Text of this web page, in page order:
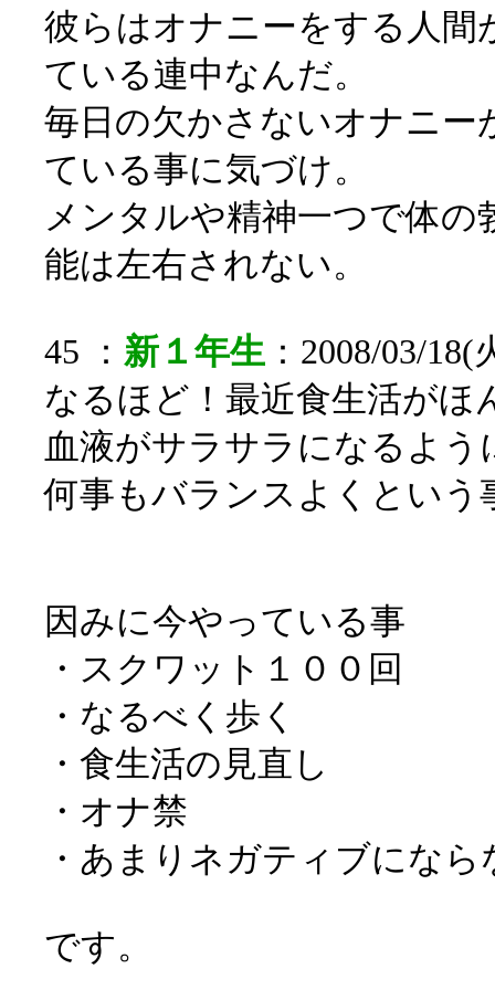
彼らはオナニーをする人間
ている連中なんだ。
毎日の欠かさないオナニー
ている事に気づけ。
メンタルや精神一つで体の
能は左右されない。
45 ： 新１年生 ：2008/03/
なるほど！最近食生活がほ
血液がサラサラになるよう
何事もバランスよくという
因みに今やっている事
・スクワット１００回
・なるべく歩く
・食生活の見直し
・オナ禁
・あまりネガティブにな
です。